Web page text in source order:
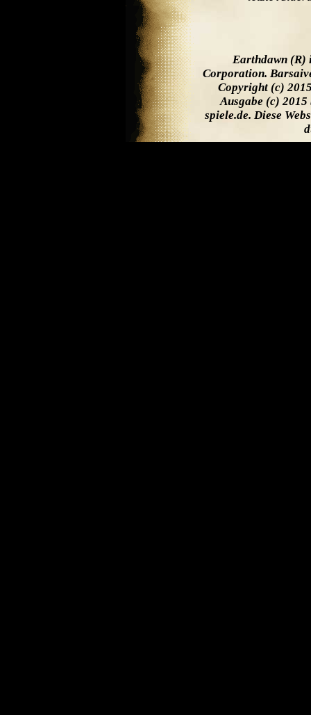
Earthdawn (R)
Corporation.
Copyright (c)
Ausgabe (c) 2015
spiele.de. Diese